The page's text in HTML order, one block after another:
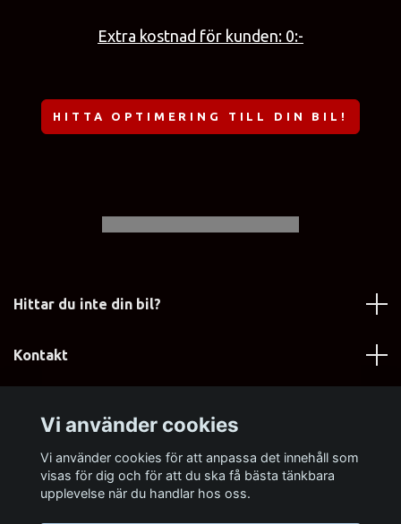
Extra kostnad för kunden: 0:-
HITTA OPTIMERING TILL DIN BIL!
Hittar du inte din bil?
Kontakt
Sociala medier
Vi använder cookies
Vi använder cookies för att anpassa det innehåll som
visas för dig och för att du ska få bästa tänkbara
upplevelse när du handlar hos oss.